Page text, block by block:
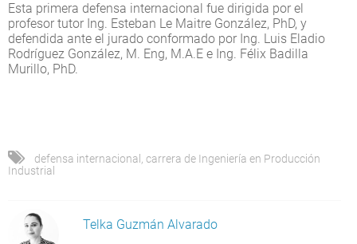
Esta primera defensa internacional fue dirigida por el
profesor tutor Ing. Esteban Le Maitre González, PhD, y
defendida ante el jurado conformado por Ing. Luis Eladio
Rodríguez González, M. Eng, M.A.E e Ing. Félix Badilla
Murillo, PhD.
defensa internacional
carrera de Ingeniería en Producción
Industrial
Telka Guzmán Alvarado